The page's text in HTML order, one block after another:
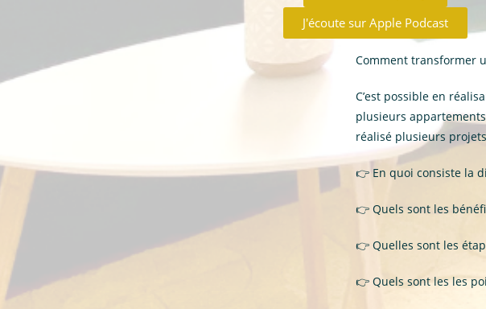
J'écoute sur Apple Podcast
Comment transformer
C’est possible en
plusieurs
réalisé plusieurs
👉 En quoi consiste la
👉 Quels sont les
👉 Quelles sont les
👉 Quels sont les les